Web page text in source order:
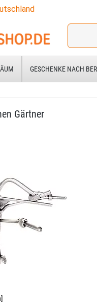
Ich
für:
GESCHENKE NACH
Gärtner